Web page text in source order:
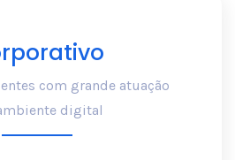
com grande atuação
digital